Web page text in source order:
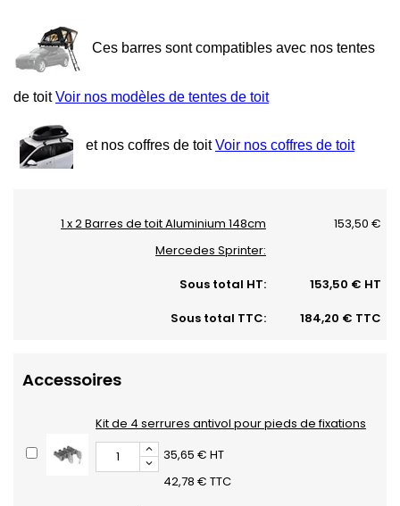
Ces barres sont compatibles avec nos tentes
de toitVoir nos modèles de tentes de toit
et nos coffres de toitVoir nos coffres de toit
1 x 2 Barres de toit Aluminium 148cm
Mercedes Sprinter:
153,50 €
Sous total HT:
153,50 € HT
Sous total TTC:
184,20 € TTC
Accessoires
Kit de 4 serrures antivol pour pieds de fixations
35,65 € HT
42,78 € TTC